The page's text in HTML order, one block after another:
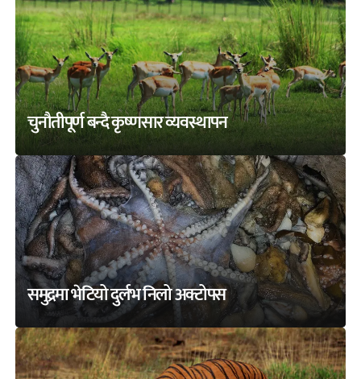
चुनौतीपूर्ण बन्दै कृष्णसार व्यवस्थापन
समुद्रमा भेटियो दुर्लभ निलो अक्टोपस